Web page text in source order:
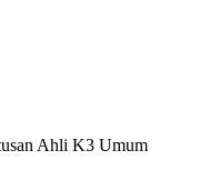
Ahli K3 Umum